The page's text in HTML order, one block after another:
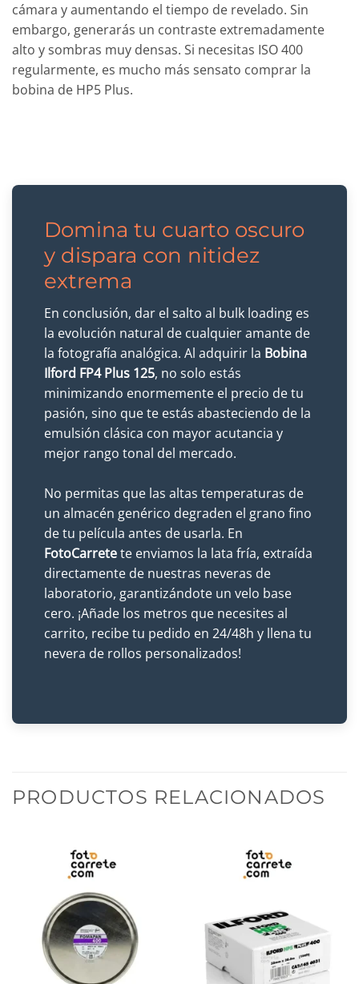
cámara y aumentando el tiempo de revelado. Sin
embargo, generarás un contraste extremadamente
alto y sombras muy densas. Si necesitas ISO 400
regularmente, es mucho más sensato comprar la
bobina de HP5 Plus.
Domina tu cuarto oscuro
y dispara con nitidez
extrema
En conclusión, dar el salto al bulk loading es
la evolución natural de cualquier amante de
la fotografía analógica. Al adquirir la Bobina
Ilford FP4 Plus 125, no solo estás
minimizando enormemente el precio de tu
pasión, sino que te estás abasteciendo de la
emulsión clásica con mayor acutancia y
mejor rango tonal del mercado.
No permitas que las altas temperaturas de
un almacén genérico degraden el grano fino
de tu película antes de usarla. En
FotoCarretete enviamos la lata fría, extraída
directamente de nuestras neveras de
laboratorio, garantizándote un velo base
cero. ¡Añade los metros que necesites al
carrito, recibe tu pedido en 24/48h y llena tu
nevera de rollos personalizados!
PRODUCTOS RELACIONADOS